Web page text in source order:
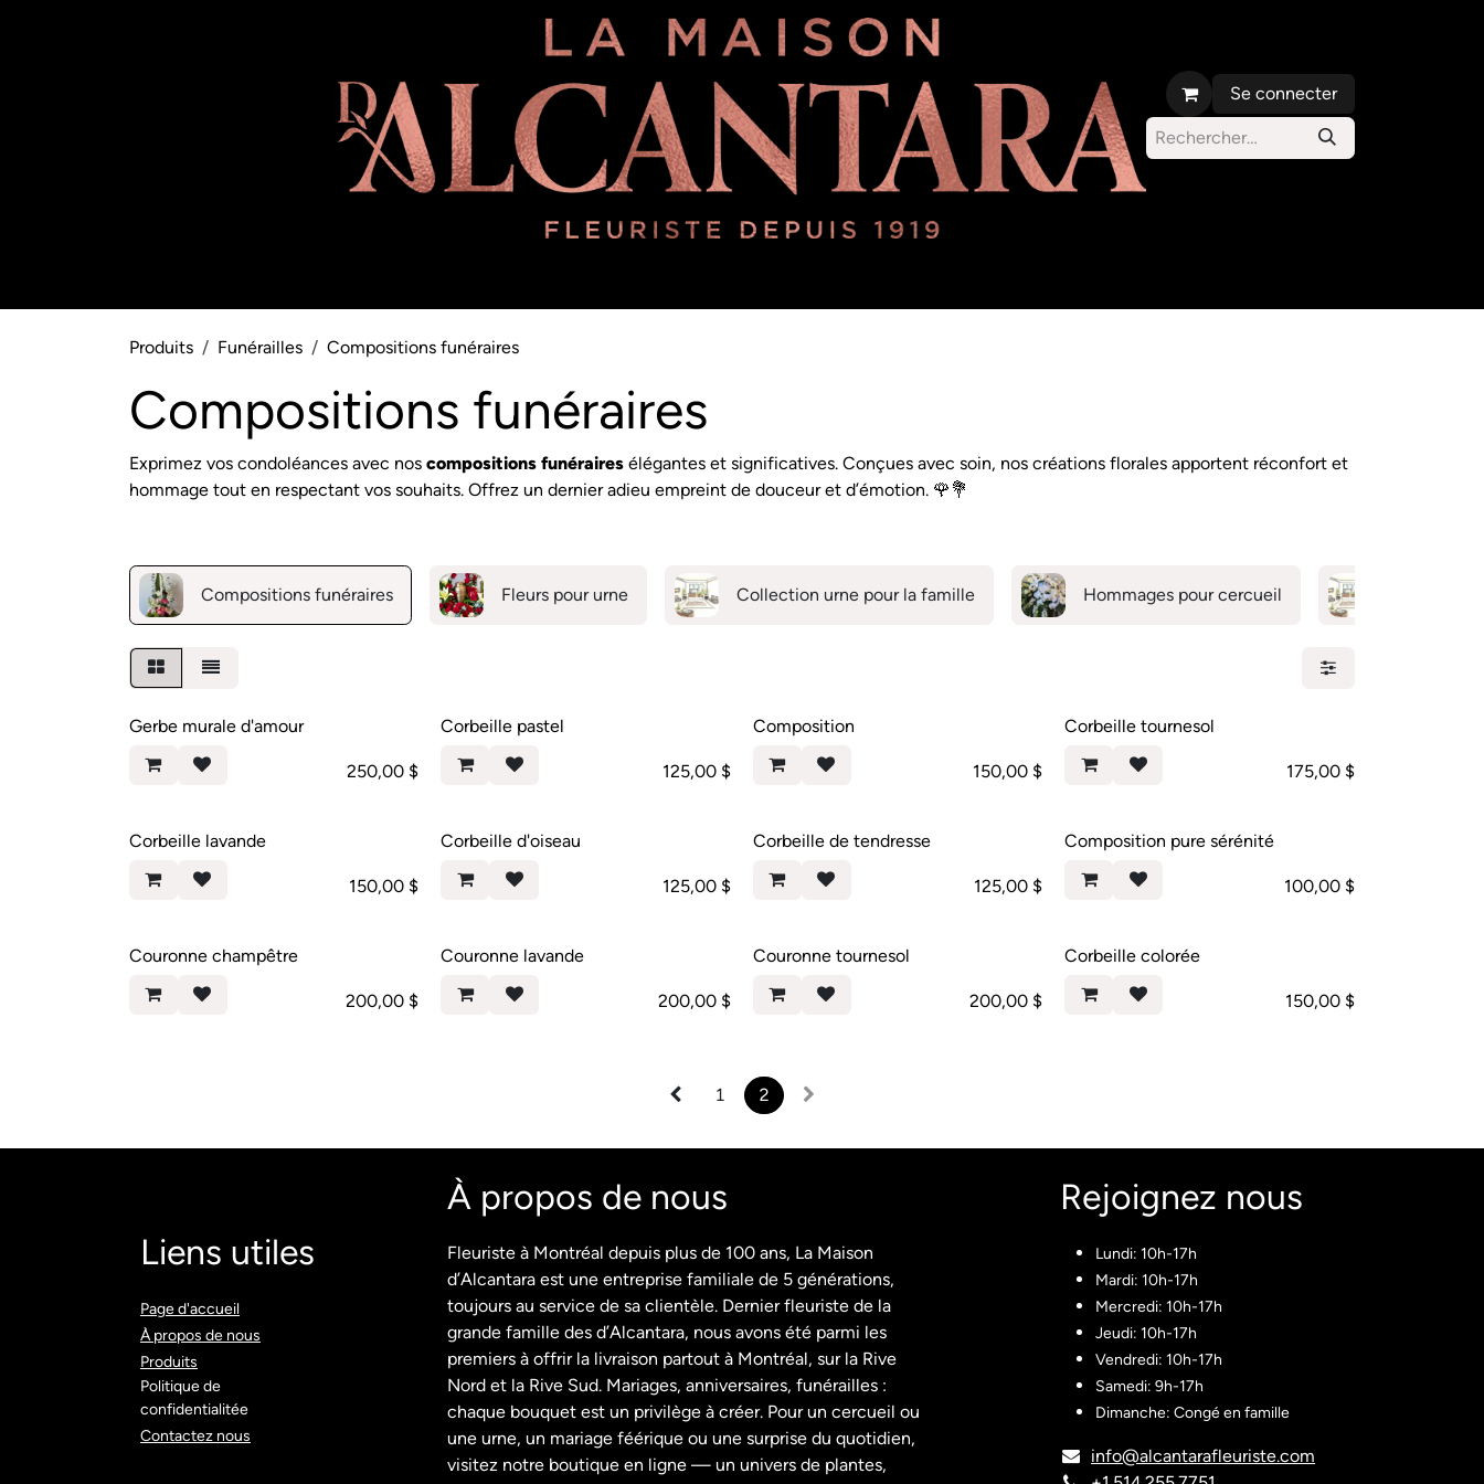
Se connecter
Produits Funérailles Compositions funéraires
Compositions funéraires
Exprimez vos condoléances avec nos compositions funéraires élégantes et significatives. Conçues avec soin, nos créations florales apportent réconfort et
hommage tout en respectant vos souhaits. Offrez un dernier adieu empreint de douceur et d’émotion. 🌹💐
Compositions funéraires Fleurs pour urne Collection urne pour la famille Hommages pour cercueil
Gerbe murale d'amour
250,00 $
Corbeille pastel
125,00$
Composition
150,00 $
Corbeille tournesol
175,00$
Corbeille lavande
150,00 $
Corbeille d'oiseau
125,00$
Corbeille de tendresse
125,00 $
Composition pure sérénité
100,00$
Couronne champêtre
200,00 $
Couronne lavande
200,00$
Couronne tournesol
200,00 $
Corbeille colorée
150,00$
1 2
À propos de nous
Fleuriste à Montréal depuis plus de 100 ans, La Maison
d’Alcantara est une entreprise familiale de 5 générations,
toujours au service de sa clientèle. Dernier fleuriste de la
grande famille des d’Alcantara, nous avons été parmi les
premiers à offrir la livraison partout à Montréal, sur la Rive
Nord et la Rive Sud. Mariages, anniversaires, funérailles :
chaque bouquet est un privilège à créer. Pour un cercueil ou
une urne, un mariage féérique ou une surprise du quotidien,
visitez notre boutique en ligne — un univers de plantes,
Rejoignez nous​
Lundi: 10h-17h
Mardi: 10h-17h
Mercredi: 10h-17h
Jeudi: 10h-17h
Vendredi: 10h-17h
Samedi: 9h-17h
Dimanche: Congé en famille
info@alcantarafleuriste.com
Liens utiles
Page d'accueil​
À propos de nous
Produits​
Politique de
confidentialitée
Contactez nous